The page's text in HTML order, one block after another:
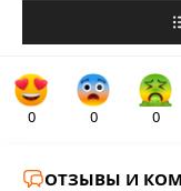
0 0 0
ОТЗЫВЫ И